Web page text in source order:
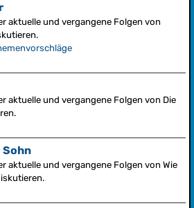
aktuelle und vergangene Folgen von
aktuelle und vergangene Folgen von Die
Sohn
aktuelle und vergangene Folgen von Wie